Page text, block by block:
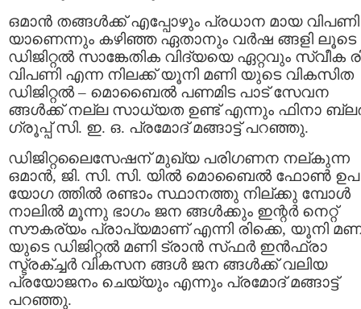
ഒമാൻ തങ്ങൾക്ക് എപ്പോഴും പ്രധാന മായ വിപണി
യാണെന്നും കഴിഞ്ഞ ഏതാനും വർഷ ങ്ങളി ലൂടെ
ഡിജിറ്റൽ സാങ്കേതിക വിദ്യയെ ഏറ്റവും സ്വീക
വിപണി എന്ന നിലക്ക് യൂനി മണി യുടെ വികസിത
ഡിജിറ്റൽ – മൊബൈൽ പണമിട പാട് സേവന
ങ്ങൾക്ക് നല്ല സാധ്യത ഉണ്ട് എന്നും ഫിനാ
ഗ്രൂപ്പ് സി. ഇ. ഒ. പ്രമോദ് മങ്ങാട്ട് പറഞ്ഞു.
ഡിജിറ്റലൈസേഷന് മുഖ്യ പരിഗണന നല്കുന്ന
ഒമാൻ, ജി. സി. സി. യിൽ മൊബൈൽ ഫോൺ ഉപ
യോഗ ത്തിൽ രണ്ടാം സ്ഥാനത്തു നില്ക്കു മ്പോൾ
നാലിൽ മൂന്നു ഭാഗം ജന ങ്ങൾക്കും ഇന്റർ നെറ്റ്
സൗകര്യം പ്രാപ്യമാണ് എന്നി രിക്കെ, യൂനി
യുടെ ഡിജിറ്റൽ മണി ട്രാൻ സ്‌ഫർ ഇൻഫ്രാ
സ്ട്രക്ച്ചർ വികസന ങ്ങൾ ജന ങ്ങൾക്ക് വലിയ
പ്രയോജനം ചെയ്യും എന്നും പ്രമോദ് മങ്ങാട്ട്
പറഞ്ഞു.